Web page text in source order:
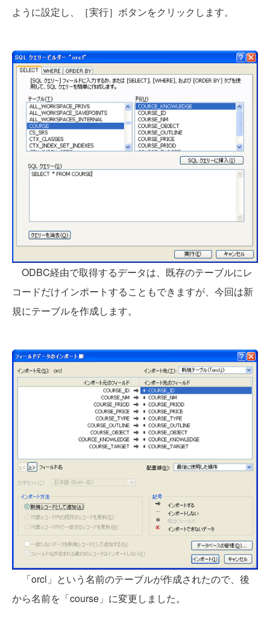
ように設定し、［実行］ボタンをクリックします。
ODBC経由で取得するデータは、既存のテーブルにレ
コードだけインポートすることもできますが、今回は新
規にテーブルを作成します。
「orcl」という名前のテーブルが作成されたので、後
から名前を「course」に変更しました。